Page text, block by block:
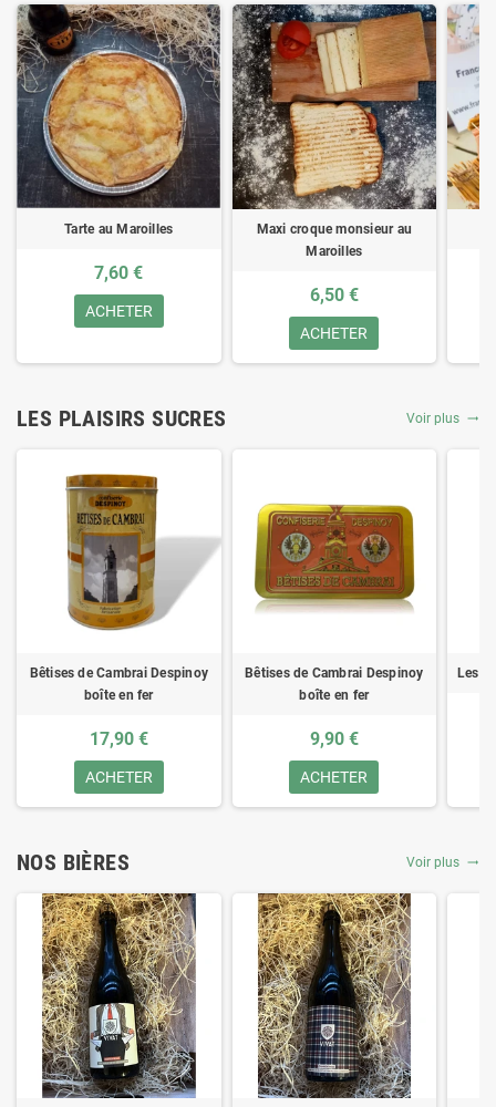
Tarte au Maroilles
7,60 €
ACHETER
Maxi croque monsieur au
Maroilles
6,50 €
ACHETER
LES PLAISIRS SUCRES Voir plus
Bêtises de Cambrai Despinoy
boîte en fer
17,90 €
ACHETER
Bêtises de Cambrai Despinoy
boîte en fer
9,90 €
ACHETER
Les
NOS BIÈRES Voir plus